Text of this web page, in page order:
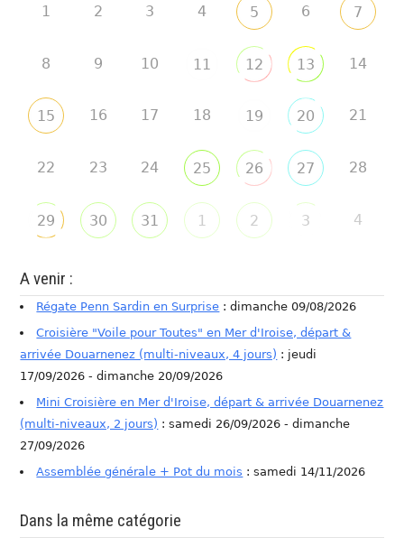
1 2 3 4 5 6 7
8 9 10 11 12 13 14
15 16 17 18 19 20 21
22 23 24 25 26 27 28
29 30 31 1 2 3 4
A venir :
Régate Penn Sardin en Surprise : dimanche 09/08/2026
Croisière "Voile pour Toutes" en Mer d'Iroise, départ &
arrivée Douarnenez (multi-niveaux, 4 jours) : jeudi
17/09/2026 - dimanche 20/09/2026
Mini Croisière en Mer d'Iroise, départ & arrivée Douarnenez
(multi-niveaux, 2 jours) : samedi 26/09/2026 - dimanche
27/09/2026
Assemblée générale + Pot du mois : samedi 14/11/2026
Dans la même catégorie